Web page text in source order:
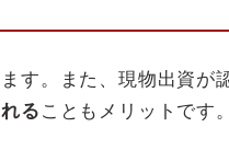
す。また、現物出資が
る こともメリットです